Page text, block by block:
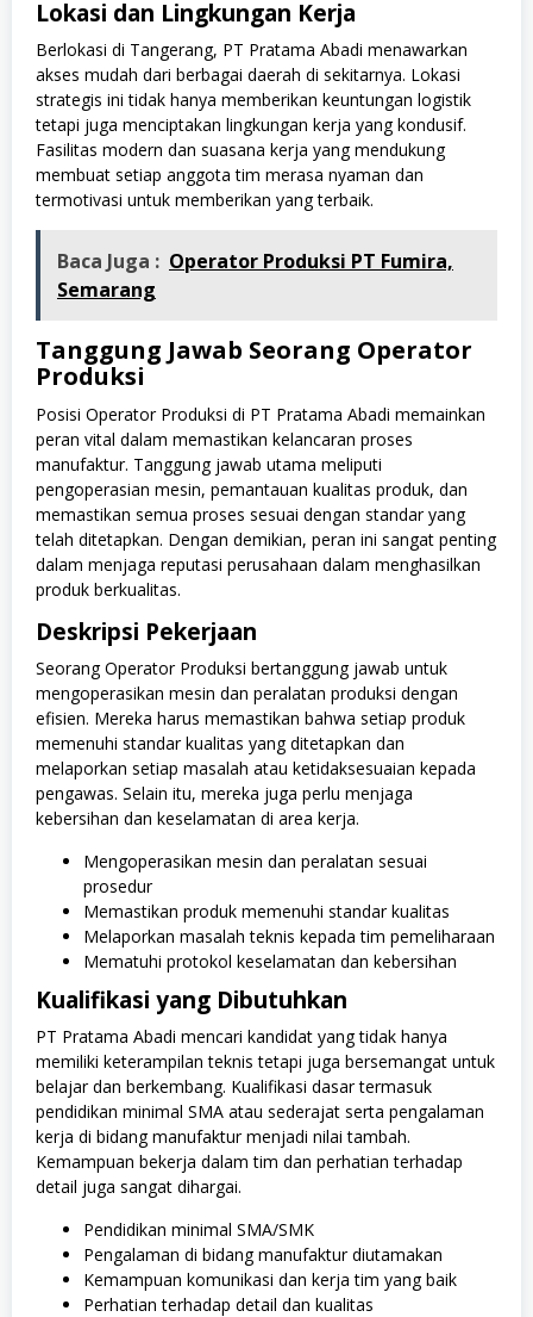
Lokasi dan Lingkungan Kerja
Berlokasi di Tangerang, PT Pratama Abadi menawarkan
akses mudah dari berbagai daerah di sekitarnya. Lokasi
strategis ini tidak hanya memberikan keuntungan logistik
tetapi juga menciptakan lingkungan kerja yang kondusif.
Fasilitas modern dan suasana kerja yang mendukung
membuat setiap anggota tim merasa nyaman dan
termotivasi untuk memberikan yang terbaik.
Baca Juga : Operator Produksi PT Fumira,
Semarang
Tanggung Jawab Seorang Operator
Produksi
Posisi Operator Produksi di PT Pratama Abadi memainkan
peran vital dalam memastikan kelancaran proses
manufaktur. Tanggung jawab utama meliputi
pengoperasian mesin, pemantauan kualitas produk, dan
memastikan semua proses sesuai dengan standar yang
telah ditetapkan. Dengan demikian, peran ini sangat penting
dalam menjaga reputasi perusahaan dalam menghasilkan
produk berkualitas.
Deskripsi Pekerjaan
Seorang Operator Produksi bertanggung jawab untuk
mengoperasikan mesin dan peralatan produksi dengan
efisien. Mereka harus memastikan bahwa setiap produk
memenuhi standar kualitas yang ditetapkan dan
melaporkan setiap masalah atau ketidaksesuaian kepada
pengawas. Selain itu, mereka juga perlu menjaga
kebersihan dan keselamatan di area kerja.
Mengoperasikan mesin dan peralatan sesuai
prosedur
Memastikan produk memenuhi standar kualitas
Melaporkan masalah teknis kepada tim pemeliharaan
Mematuhi protokol keselamatan dan kebersihan
Kualifikasi yang Dibutuhkan
PT Pratama Abadi mencari kandidat yang tidak hanya
memiliki keterampilan teknis tetapi juga bersemangat untuk
belajar dan berkembang. Kualifikasi dasar termasuk
pendidikan minimal SMA atau sederajat serta pengalaman
kerja di bidang manufaktur menjadi nilai tambah.
Kemampuan bekerja dalam tim dan perhatian terhadap
detail juga sangat dihargai.
Pendidikan minimal SMA/SMK
Pengalaman di bidang manufaktur diutamakan
Kemampuan komunikasi dan kerja tim yang baik
Perhatian terhadap detail dan kualitas